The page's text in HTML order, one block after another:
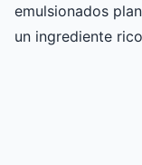
emulsionados
un ingrediente